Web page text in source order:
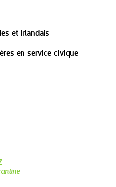
et Irlandais
en service civique